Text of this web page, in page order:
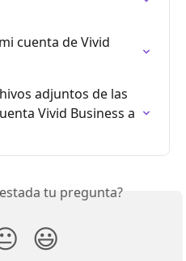
cuenta de Vivid
adjuntos de las
Vivid Business a
tu pregunta?
😃